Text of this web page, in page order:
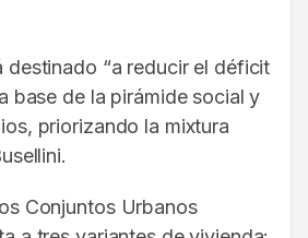
destinado “a reducir el déficit
base de la pirámide social y
priorizando la mixtura
Conjuntos Urbanos